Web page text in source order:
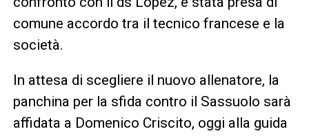
comune accordo tra il tecnico francese e la
società.
In attesa di scegliere il nuovo allenatore, la
panchina per la sfida contro il Sassuolo sarà
affidata a Domenico Criscito, oggi alla guida